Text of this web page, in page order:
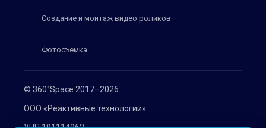
© 360°Space 2017–2026
ООО «Реактивные технологии»
Создание и монтаж видео роликов
Фотосъемка